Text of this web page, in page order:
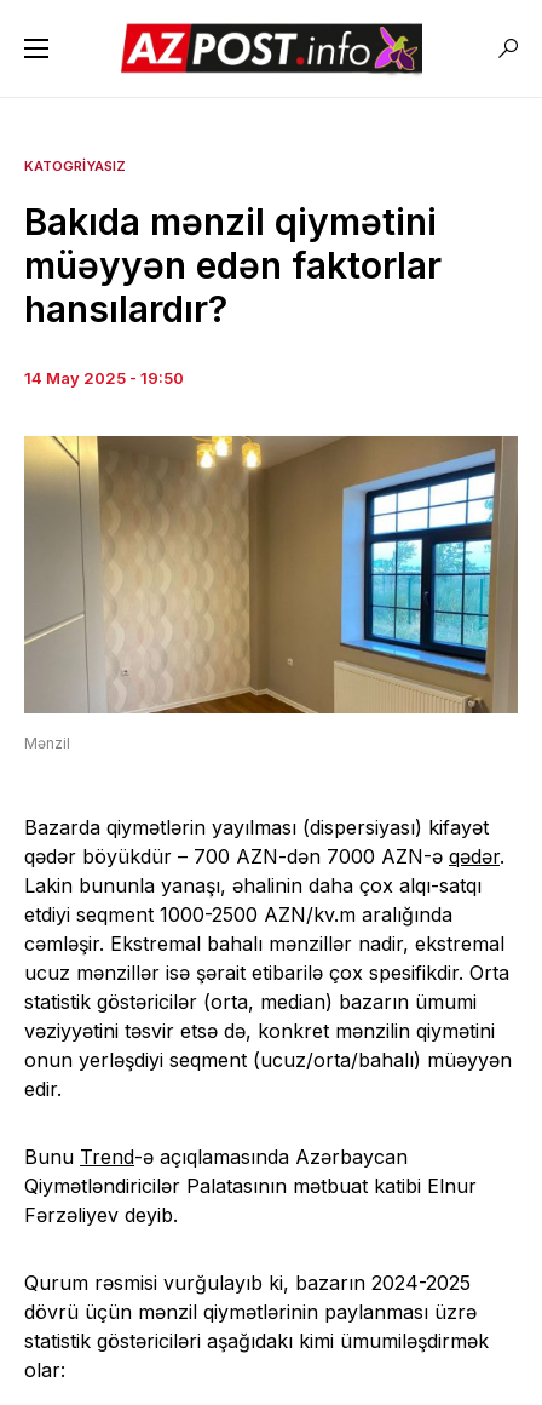
KATOGRIYASIZ
Bakıda mənzil qiymətini
müəyyən edən faktorlar
hansılardır?
14 May 2025 - 19:50
Mənzil
Bazarda qiymətlərin yayılması (dispersiyası) kifayət
qədər böyükdür – 700 AZN-dən 7000 AZN-ə qədər.
Lakin bununla yanaşı, əhalinin daha çox alqı-satqı
etdiyi seqment 1000-2500 AZN/kv.m aralığında
cəmləşir. Ekstremal bahalı mənzillər nadir, ekstremal
ucuz mənzillər isə şərait etibarilə çox spesifikdir. Orta
statistik göstəricilər (orta, median) bazarın ümumi
vəziyyətini təsvir etsə də, konkret mənzilin qiymətini
onun yerləşdiyi seqment (ucuz/orta/bahalı) müəyyən
edir.
Bunu Trend-ə açıqlamasında Azərbaycan
Qiymətləndiricilər Palatasının mətbuat katibi Elnur
Fərzəliyev deyib.
Qurum rəsmisi vurğulayıb ki, bazarın 2024-2025
dövrü üçün mənzil qiymətlərinin paylanması üzrə
statistik göstəriciləri aşağıdakı kimi ümumiləşdirmək
olar: